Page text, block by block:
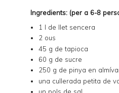
Ingredients: (per a 6-8
1 l de llet sencera
2 ous
45 g de tapioca
60 g de sucre
250 g de pinya en
una cullerada petita de